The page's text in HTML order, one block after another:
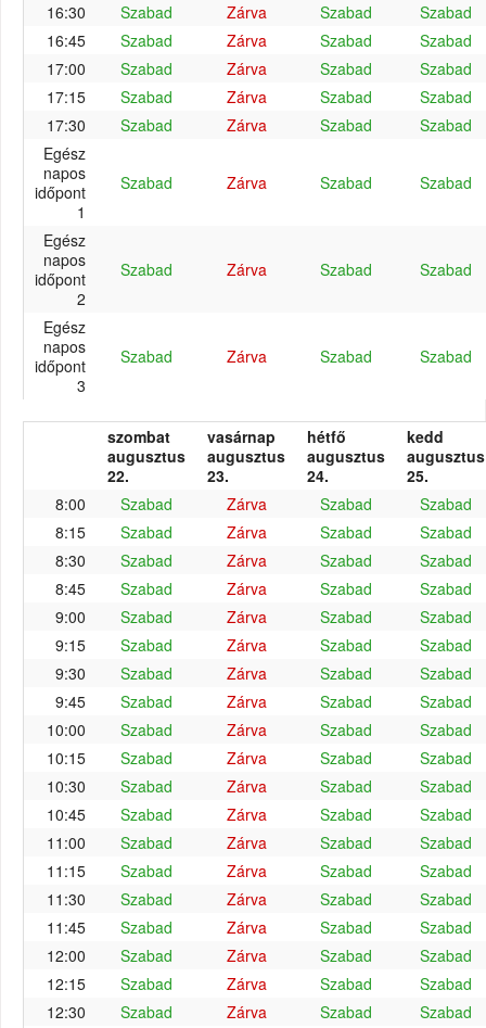
16:30 Szabad Zárva Szabad
Szabad
16:45
Szabad Zárva Szabad
Szabad
17:00
Szabad Zárva Szabad
Szabad
17:15
Szabad Zárva Szabad
Szabad
17:30
Szabad Zárva Szabad
Szabad
Egész
napos
időpont
1
Szabad Zárva Szabad Szabad
Egész
napos
időpont
2
Szabad Zárva Szabad Szabad
Egész
napos
időpont
3
Szabad Zárva Szabad Szabad
szombat
augusztus
22.
vasárnap
augusztus
23.
hétfő
augusztus
24.
kedd
augusztus
25.
8:00
Szabad Zárva Szabad
Szabad
8:15
Szabad Zárva Szabad
Szabad
8:30
Szabad Zárva Szabad
Szabad
8:45
Szabad Zárva Szabad
Szabad
9:00
Szabad Zárva Szabad
Szabad
9:15
Szabad Zárva Szabad
Szabad
9:30
Szabad Zárva Szabad
Szabad
9:45
Szabad Zárva Szabad
Szabad
10:00
Szabad Zárva Szabad
Szabad
10:15
Szabad Zárva Szabad
Szabad
10:30
Szabad Zárva Szabad
Szabad
10:45
Szabad Zárva Szabad
Szabad
11:00
Szabad Zárva Szabad
Szabad
11:15
Szabad Zárva Szabad
Szabad
11:30
Szabad Zárva Szabad
Szabad
11:45
Szabad Zárva Szabad
Szabad
12:00
Szabad Zárva Szabad
Szabad
12:15
Szabad Zárva Szabad
Szabad
12:30
Szabad Zárva Szabad
Szabad